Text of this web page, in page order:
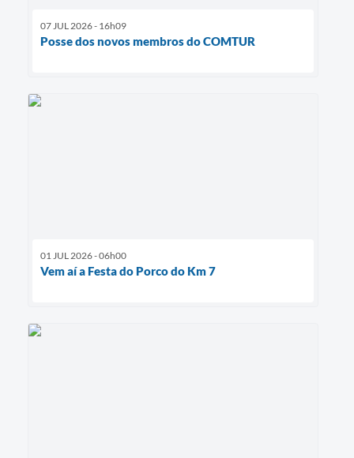
07 JUL 2026 - 16h09
Posse dos novos membros do COMTUR
01 JUL 2026 - 06h00
Vem aí a Festa do Porco do Km 7